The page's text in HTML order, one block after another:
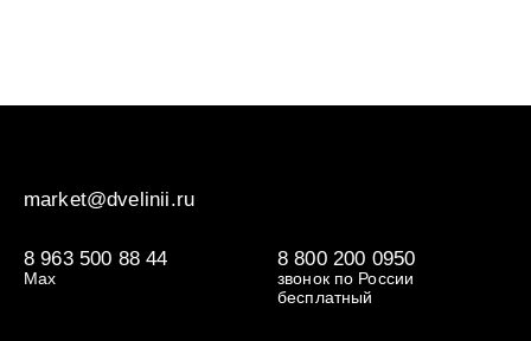
market@dvelinii.ru
8 800 200 0950
звонок по России
бесплатный
8 963 500 88 44
Max